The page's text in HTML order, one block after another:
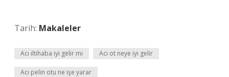
Tarih: Makaleler
Acı iltihaba iyi gelir mi Acı ot neye iyi gelir
Acı pelin otu ne işe yarar